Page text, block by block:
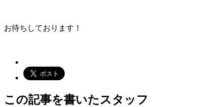
お待ちしております！
この記事を書いたスタッフ